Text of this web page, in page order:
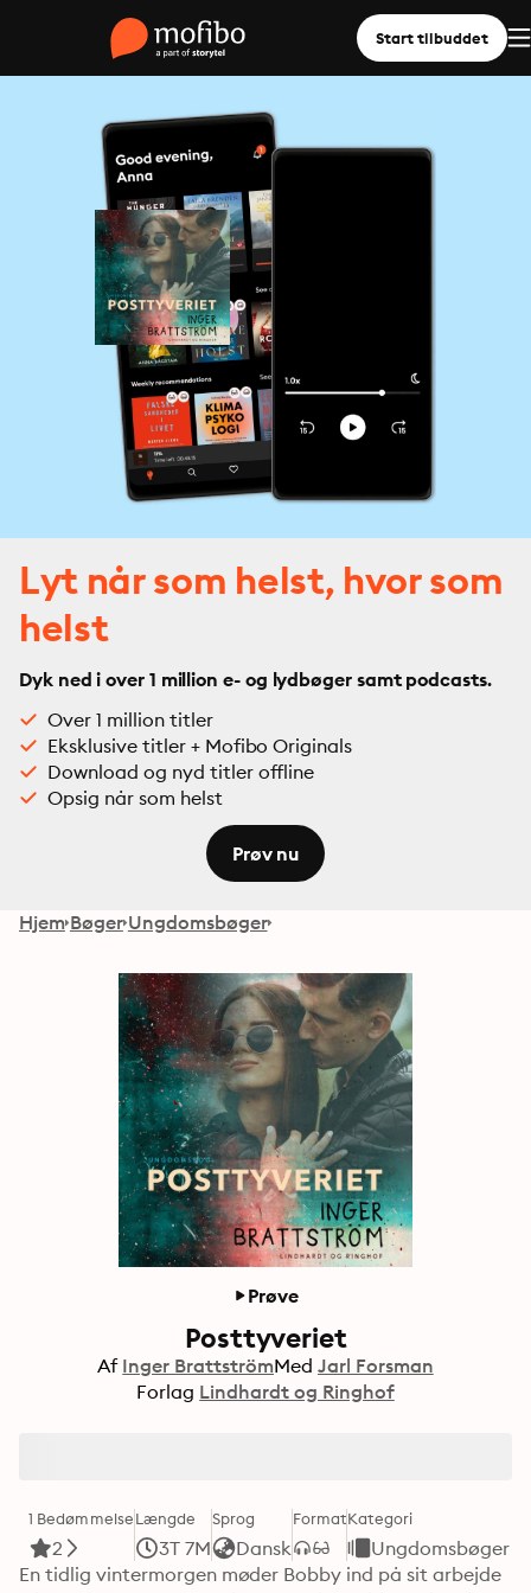
Start tilbuddet
Lyt når som helst, hvor som
helst
Dyk ned i over 1 million e- og lydbøger samt podcasts.
Over 1 million titler
Eksklusive titler + Mofibo Originals
Download og nyd titler offline
Opsig når som helst
Prøv nu
Hjem Bøger Ungdomsbøger
Prøve
Posttyveriet
Af Inger BrattströmMed Jarl Forsman
Forlag Lindhardt og Ringhof
1 Bedømmelse
2
Længde
3T 7M
Sprog
Dansk
FormatKategori
Ungdomsbøger
En tidlig vintermorgen møder Bobby ind på sit arbejde